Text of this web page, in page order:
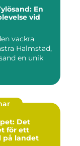
En
vid
vackra
Halmstad,
en unik
Det
för ett
på landet